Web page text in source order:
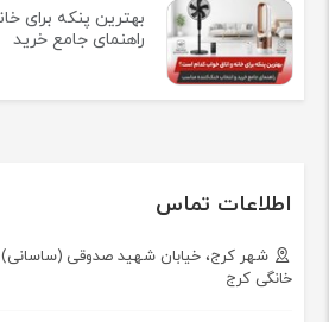
بهترین پنکه برای
راهنمای جامع خرید
اطلاعات تماس
خانگی کرج